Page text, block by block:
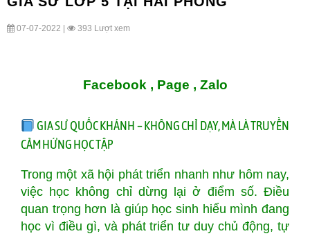
07-07-2022 | 393 Lượt xem
Facebook , Page , Zalo
GIA SƯ QUỐC KHÁNH – KHÔNG CHỈ DẠY, MÀ LÀ TRUYỀN
CẢM HỨNG HỌC TẬP
Trong một xã hội phát triển nhanh như hôm nay,
việc học không chỉ dừng lại ở điểm số. Điều
quan trọng hơn là giúp học sinh hiểu mình đang
học vì điều gì, và phát triển tư duy chủ động, tự